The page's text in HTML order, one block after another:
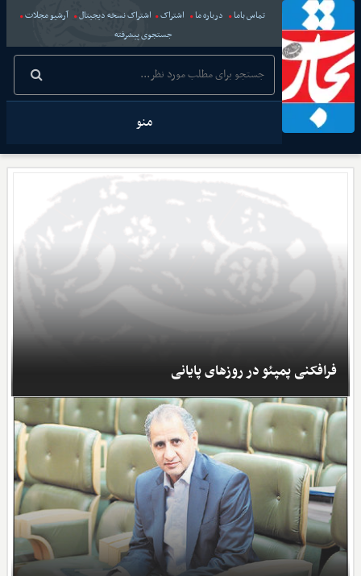
تماس باما درباره ما اشتراک اشتراک نسخه دیجیتال
آرشیو مجلات
جستجوی پیشرفته
منو
فرافکنی پمپئو در روزهای پایانی